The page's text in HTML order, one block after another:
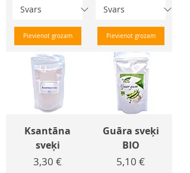
Pievienot grozam Pievienot grozam
Ksantāna
sveķi
Cena
3,30 €
Guāra sveķi
BIO
Cena
5,10 €